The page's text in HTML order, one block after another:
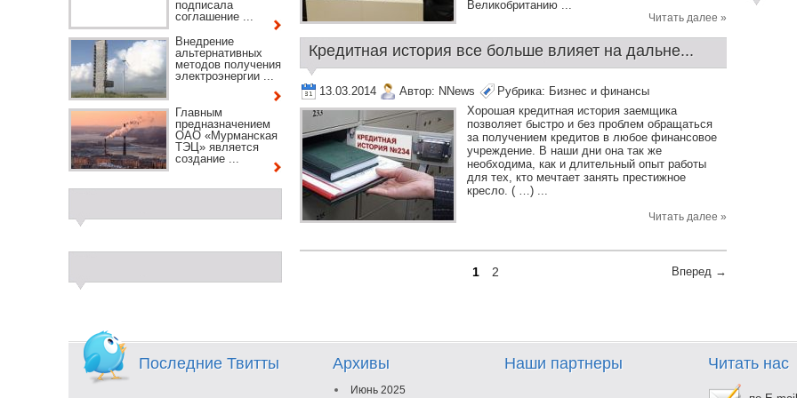
Великобританию ...
Читать далее »
Кредитная история все больше влияет на дальне...
13.03.2014 Автор: NNews Рубрика: Бизнес и финансы
Хорошая кредитная история заемщика
позволяет быстро и без проблем обращаться
за получением кредитов в любое финансовое
учреждение. В наши дни она так же
необходима, как и длительный опыт работы
для тех, кто мечтает занять престижное
кресло. ( …) ...
Читать далее »
Вперед →
1 2
подписала
соглашение ...
Внедрение
альтернативных
методов получения
электроэнергии ...
Главным
предназначением
ОАО «Мурманская
ТЭЦ» является
создание ...
Последние Твитты Архивы
Июнь 2025
Наши партнеры Читать нас